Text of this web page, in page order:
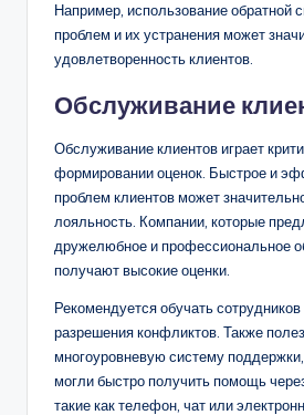
Например, использование обратной
проблем и их устранения может
удовлетворенность клиентов.
Обслуживание
Обслуживание клиентов играет
формировании оценок. Быстрое и
проблем клиентов может
лояльность. Компании, которые
дружелюбное и профессиональное
получают высокие оценки.
Рекомендуется обучать
разрешения конфликтов. Также
многоуровневую систему
могли быстро получить помощь
такие как телефон, чат или